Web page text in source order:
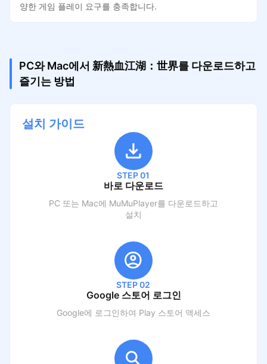
양한 게임 플레이 요구를 충족합니다.
PC와 Mac에서 新熱血江湖：世界를 다운로드하고
즐기는 방법
설치 가이드
STEP 01
바로 다운로드
PC 또는 Mac에 MuMuPlayer를 다운로드하고
설치
STEP 02
Google 스토어 로그인
Google에 로그인하여 Play 스토어 액세스